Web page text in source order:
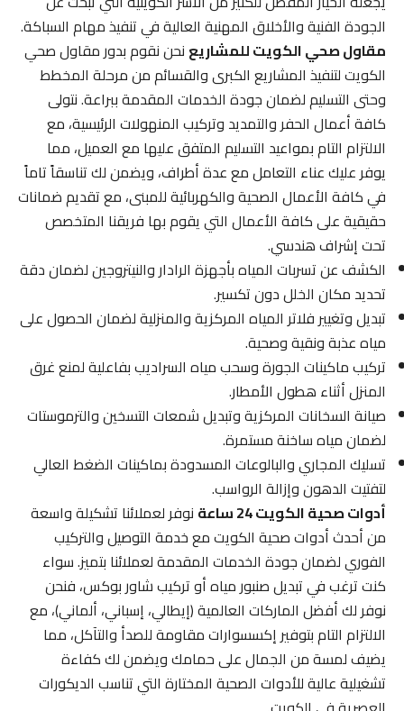
الجودة الفنية والأخلاق المهنية العالية في تنفيذ مهام السباكة.
مقاول صحي الكويت للمشاريعنحن نقوم بدور مقاول صحي
الكويت لتنفيذ المشاريع الكبرى والقسائم من مرحلة المخطط
وحتى التسليم لضمان جودة الخدمات المقدمة ببراعة. نتولى
كافة أعمال الحفر والتمديد وتركيب المنهولات الرئيسية، مع
الالتزام التام بمواعيد التسليم المتفق عليها مع العميل، مما
يوفر عليك عناء التعامل مع عدة أطراف، ويضمن لك تناسقاً تاماً
في كافة الأعمال الصحية والكهربائية للمبنى، مع تقديم ضمانات
حقيقية على كافة الأعمال التي يقوم بها فريقنا المتخصص
تحت إشراف هندسي.
الكشف عن تسربات المياه بأجهزة الرادار والنيتروجين لضمان دقة
تحديد مكان الخلل دون تكسير.
تبديل وتغيير فلاتر المياه المركزية والمنزلية لضمان الحصول على
مياه عذبة ونقية وصحية.
تركيب ماكينات الجورة وسحب مياه السراديب بفاعلية لمنع غرق
المنزل أثناء هطول الأمطار.
صيانة السخانات المركزية وتبديل شمعات التسخين والترموستات
لضمان مياه ساخنة مستمرة.
تسليك المجاري والبالوعات المسدودة بماكينات الضغط العالي
لتفتيت الدهون وإزالة الرواسب.
أدوات صحية الكويت 24 ساعة
نوفر لعملائنا تشكيلة واسعة
من أحدث أدوات صحية الكويت مع خدمة التوصيل والتركيب
الفوري لضمان جودة الخدمات المقدمة لعملائنا بتميز. سواء
كنت ترغب في تبديل صنبور مياه أو تركيب شاور بوكس، فنحن
نوفر لك أفضل الماركات العالمية (إيطالي، إسباني، ألماني)، مع
الالتزام التام بتوفير إكسسوارات مقاومة للصدأ والتآكل، مما
يضيف لمسة من الجمال على حمامك ويضمن لك كفاءة
تشغيلية عالية للأدوات الصحية المختارة التي تناسب الديكورات